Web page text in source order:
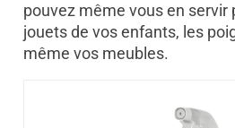
pouvez même vous en servir
jouets de vos enfants, les
même vos meubles.